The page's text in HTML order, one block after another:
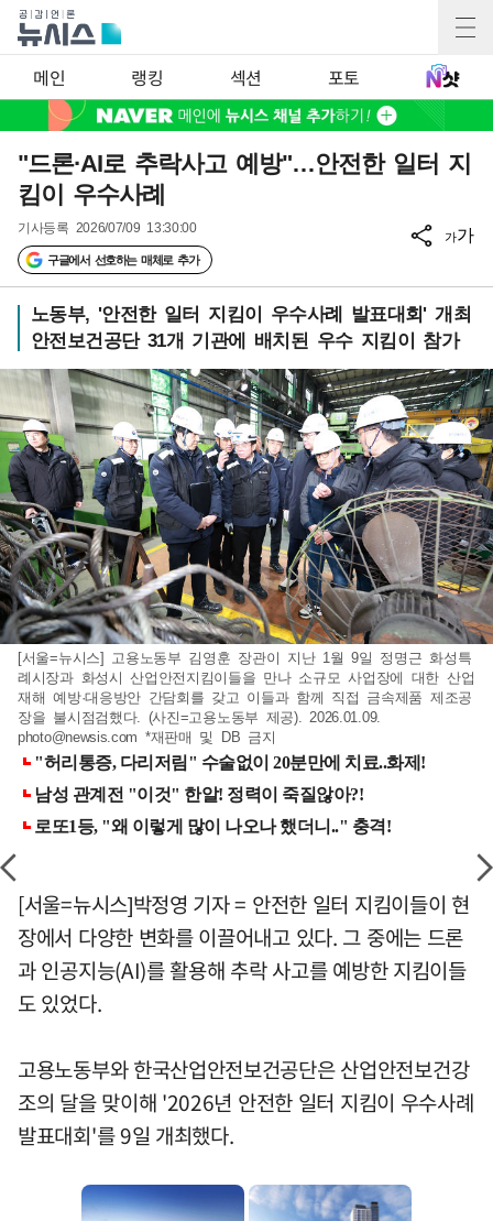
메인 랭킹 섹션 포토
"드론·AI로 추락사고 예방"…안전한 일터 지
킴이 우수사례
기사등록 2026/07/09 13:30:00
구글에서 선호하는 매체로 추가
가가
노동부, '안전한 일터 지킴이 우수사례 발표대회' 개최
안전보건공단 31개 기관에 배치된 우수 지킴이 참가
[서울=뉴시스] 고용노동부 김영훈 장관이 지난 1월 9일 정명근 화성특
례시장과 화성시 산업안전지킴이들을 만나 소규모 사업장에 대한 산업
재해 예방·대응방안 간담회를 갖고 이들과 함께 직접 금속제품 제조공
장을 불시점검했다. (사진=고용노동부 제공). 2026.01.09.
photo@newsis.com *재판매 및 DB 금지
[서울=뉴시스]박정영 기자 = 안전한 일터 지킴이들이 현
장에서 다양한 변화를 이끌어내고 있다. 그 중에는 드론
과 인공지능(AI)를 활용해 추락 사고를 예방한 지킴이들
도 있었다.
고용노동부와 한국산업안전보건공단은 산업안전보건강
조의 달을 맞이해 '2026년 안전한 일터 지킴이 우수사례
발표대회'를 9일 개최했다.